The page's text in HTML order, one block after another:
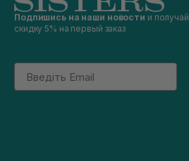
Подпишись на наши новости и получай
скидку 5% на первый заказ
Email